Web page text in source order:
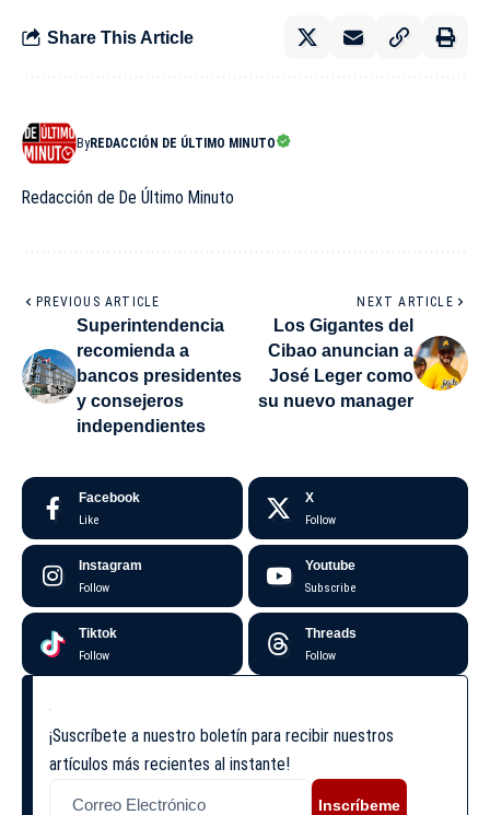
Share This Article
ByREDACCIÓN DE ÚLTIMO MINUTO
Redacción de De Último Minuto
PREVIOUS ARTICLE
Superintendencia
recomienda a
bancos presidentes
y consejeros
independientes
NEXT ARTICLE
Los Gigantes del
Cibao anuncian a
José Leger como
su nuevo manager
Facebook
Like
X
Follow
Instagram
Follow
Youtube
Subscribe
Tiktok
Follow
Threads
Follow
¡Suscríbete a nuestro boletín para recibir nuestros
artículos más recientes al instante!
Inscríbeme